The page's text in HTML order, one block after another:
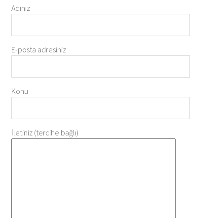
Adınız
E-posta adresiniz
Konu
İletiniz (tercihe bağlı)